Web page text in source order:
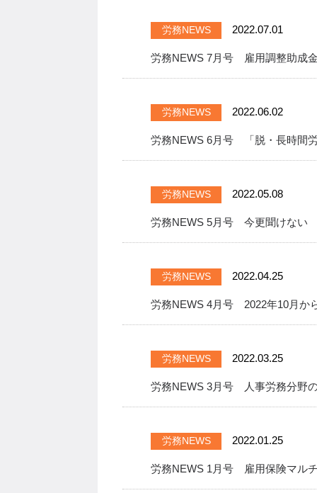
労務NEWS 2022.07.01
労務NEWS 7月号 雇用調整助成
労務NEWS 2022.06.02
労務NEWS 6月号 「脱・長時間
労務NEWS 2022.05.08
労務NEWS 5月号 今更聞けない
労務NEWS 2022.04.25
労務NEWS 4月号 2022年10月か
労務NEWS 2022.03.25
労務NEWS 3月号 人事労務分野
労務NEWS 2022.01.25
労務NEWS 1月号 雇用保険マル